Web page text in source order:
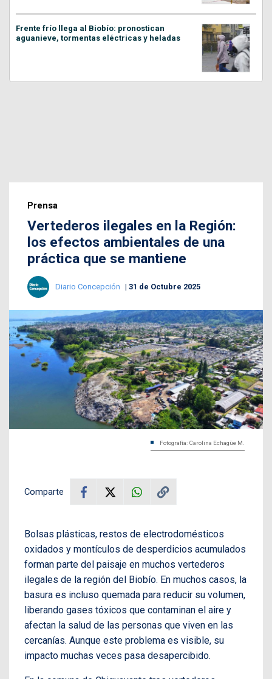
Frente frío llega al Biobío: pronostican
aguanieve, tormentas eléctricas y heladas
Prensa
Vertederos ilegales en la Región:
los efectos ambientales de una
práctica que se mantiene
Diario Concepción 31 de Octubre 2025
Fotografía: Carolina Echagüe M.
Comparte
Bolsas plásticas, restos de electrodomésticos
oxidados y montículos de desperdicios acumulados
forman parte del paisaje en muchos vertederos
ilegales de la región del Biobío. En muchos casos, la
basura es incluso quemada para reducir su volumen,
liberando gases tóxicos que contaminan el aire y
afectan la salud de las personas que viven en las
cercanías. Aunque este problema es visible, su
impacto muchas veces pasa desapercibido.